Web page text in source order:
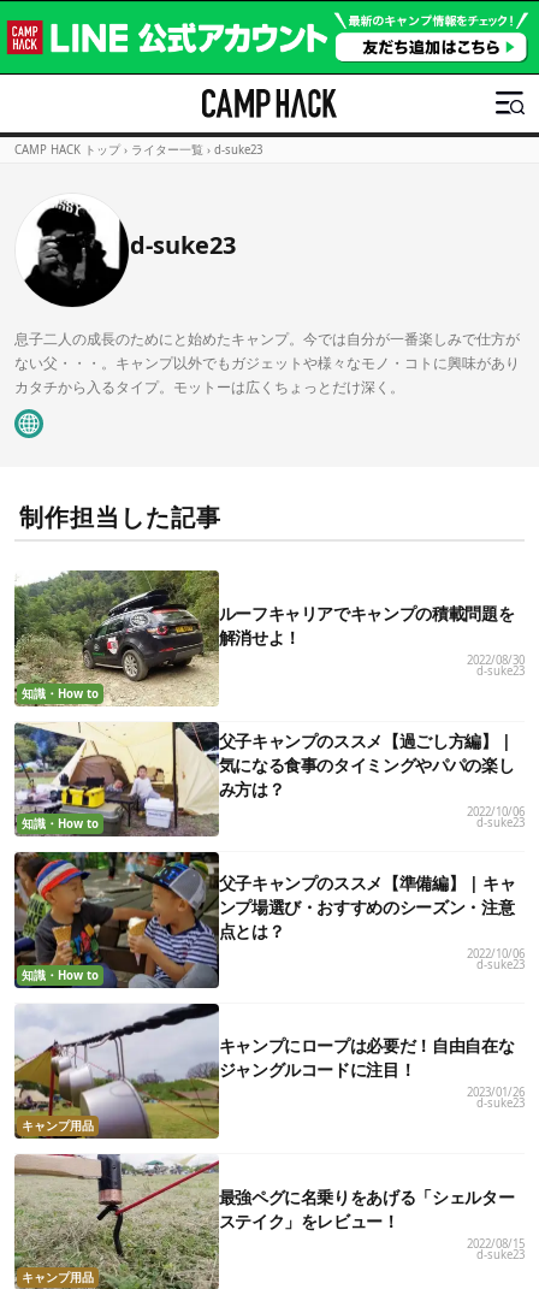
CAMP HACK トップ › ライター一覧 › d-suke23
d-suke23
息子二人の成長のためにと始めたキャンプ。今では自分が一番楽しみで仕方が
ない父・・・。キャンプ以外でもガジェットや様々なモノ・コトに興味があり
カタチから入るタイプ。モットーは広くちょっとだけ深く。
制作担当した記事
知識・How to
ルーフキャリアでキャンプの積載問題を
解消せよ！
2022/08/30
d-suke23
知識・How to
父子キャンプのススメ【過ごし方編】 |
気になる食事のタイミングやパパの楽し
み方は？
2022/10/06
d-suke23
知識・How to
父子キャンプのススメ【準備編】 | キャ
ンプ場選び・おすすめのシーズン・注意
点とは？
2022/10/06
d-suke23
キャンプ用品
キャンプにロープは必要だ！自由自在な
ジャングルコードに注目！
2023/01/26
d-suke23
キャンプ用品
最強ペグに名乗りをあげる「シェルター
ステイク」をレビュー！
2022/08/15
d-suke23